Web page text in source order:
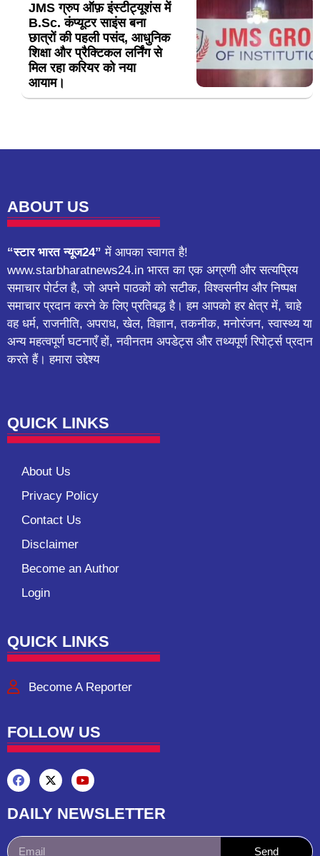
JMS ग्रुप ऑफ़ इंस्टीट्यूशंस में
B.Sc. कंप्यूटर साइंस बना
छात्रों की पहली पसंद, आधुनिक
शिक्षा और प्रैक्टिकल लर्निंग से
मिल रहा करियर को नया
आयाम।
ABOUT US
“स्टार भारत न्यूज24” में आपका स्वागत है!
www.starbharatnews24.in भारत का एक अग्रणी और सत्यप्रिय
समाचार पोर्टल है, जो अपने पाठकों को सटीक, विश्वसनीय और निष्पक्ष
समाचार प्रदान करने के लिए प्रतिबद्ध है। हम आपको हर क्षेत्र में, चाहे
वह धर्म, राजनीति, अपराध, खेल, विज्ञान, तकनीक, मनोरंजन, स्वास्थ्य या
अन्य महत्वपूर्ण घटनाएँ हों, नवीनतम अपडेट्स और तथ्यपूर्ण रिपोर्ट्स प्रदान
करते हैं। हमारा उद्देश्य
QUICK LINKS
About Us
Privacy Policy
Contact Us
Disclaimer
Become an Author
Login
QUICK LINKS
Become A Reporter
FOLLOW US
DAILY NEWSLETTER
Send